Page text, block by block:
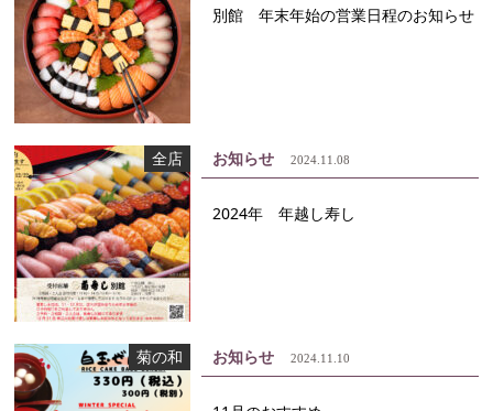
別館 年末年始の営業日程のお知らせ
全店 お知らせ 2024.11.08
2024年 年越し寿し
菊の和 お知らせ 2024.11.10